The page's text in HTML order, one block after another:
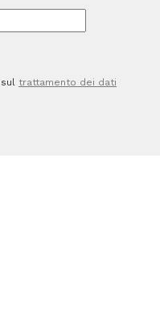
trattamento dei dati